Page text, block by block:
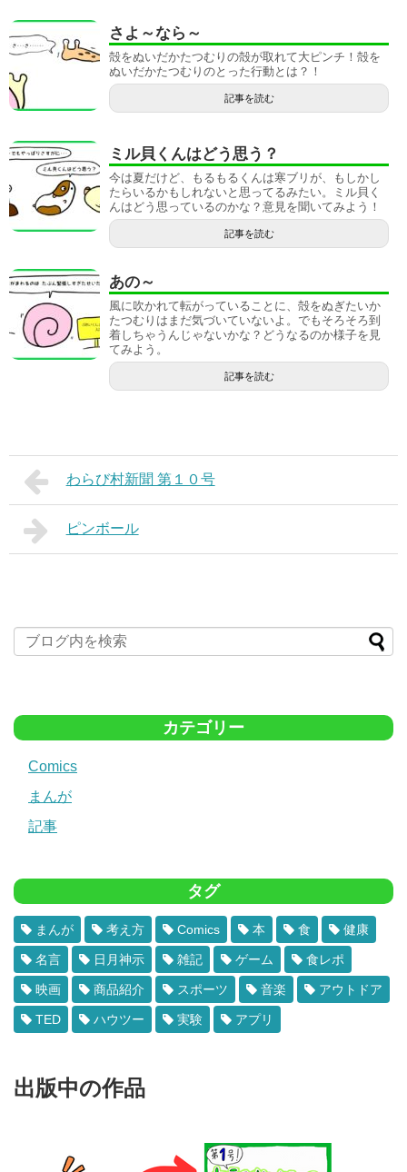
さよ～なら～
殻をぬいだかたつむりの殻が取れて大ピンチ！殻を
ぬいだかたつむりのとった行動とは？！
記事を読む
ミル貝くんはどう思う？
今は夏だけど、もるもるくんは寒ブリが、もしかし
たらいるかもしれないと思ってるみたい。ミル貝く
んはどう思っているのかな？意見を聞いてみよう！
記事を読む
あの～
風に吹かれて転がっていることに、殻をぬぎたいか
たつむりはまだ気づいていないよ。でもそろそろ到
着しちゃうんじゃないかな？どうなるのか様子を見
てみよう。
記事を読む
わらび村新聞 第１０号
ピンボール
カテゴリー
Comics
まんが
記事
タグ
まんが 考え方 Comics 本 食 健康
名言 日月神示 雑記 ゲーム 食レポ
映画 商品紹介 スポーツ 音楽 アウトドア
TED ハウツー 実験 アプリ
出版中の作品